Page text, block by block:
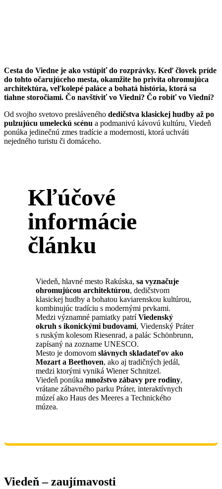
Cesta do Viedne je ako vstúpiť do rozprávky. Keď človek príde
do tohto očarujúceho mesta, okamžite ho privíta ohromujúca
architektúra, veľkolepé paláce a bohatá história, ktorá sa
tiahne storočiami. Čo navštíviť vo Viedni? Čo robiť vo Viedni?
Od svojho svetovo presláveného dedičstva klasickej hudby až po
pulzujúcu umeleckú scénu a podmanivú kávovú kultúru, Viedeň
ponúka jedinečnú zmes tradície a modernosti, ktorá uchváti
nejedného turistu či domáceho.
Kľúčové
informácie
článku
Viedeň, hlavné mesto Rakúska, sa vyznačuje
ohromujúcou architektúrou, dedičstvom
klasickej hudby a bohatou kaviarenskou kultúrou,
kombinujúc tradíciu s modernými prvkami.
Medzi významné pamiatky patríViedenský
okruh s ikonickými budovami, Viedenský Práter
s ruským kolesom Riesenrad, a palác Schönbrunn,
zapísaný na zozname UNESCO.
Mesto je domovom slávnych skladateľov ako
Mozart a Beethoven, ako aj tradičných jedál,
medzi ktorými vyniká Wiener Schnitzel.
Viedeň ponúka množstvo zábavy pre rodiny,
vrátane zábavného parku Práter, interaktívnych
múzeí ako Haus des Meeres a Technického
múzea.
Viedeň – zaujímavosti